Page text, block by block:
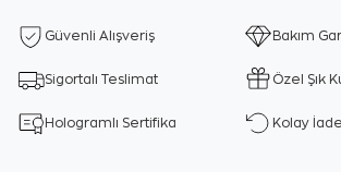
Güvenli Alışveriş Bakım
Sigortalı Teslimat Özel Şık
Hologramlı Sertifika Kolay İade